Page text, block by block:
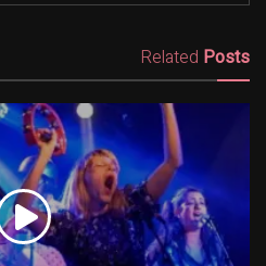
Related Posts